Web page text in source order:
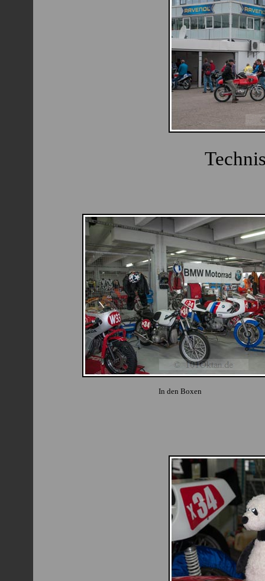
In den Boxen